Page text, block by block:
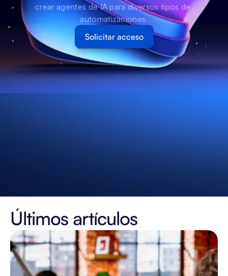
crear agentes de IA para diversos tipos de
automatizaciones.
Solicitar acceso
Últimos artículos